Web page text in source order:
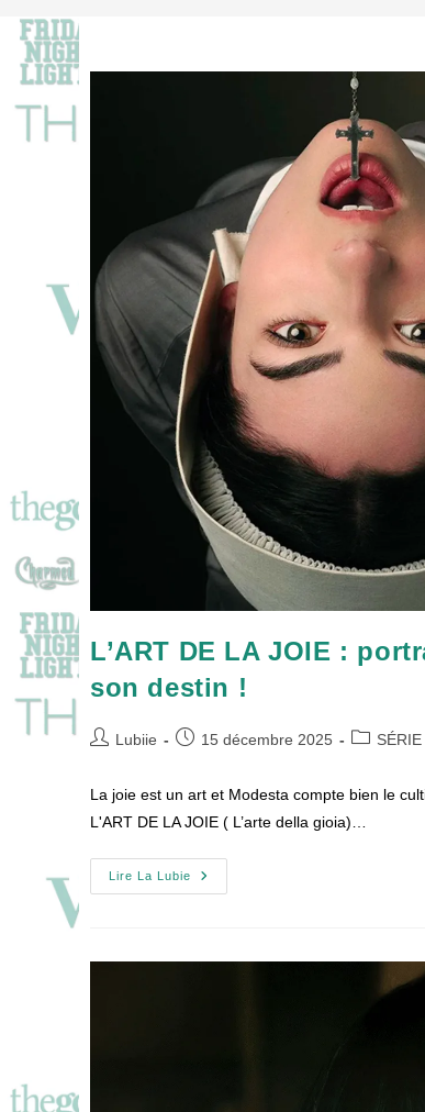
L’ART DE LA JOIE :
son destin !
Auteur/autrice
publication :
Lubiie
Publication
15 décembre 2025
PostSÉRIE
La joie est un art et Modesta compte bien le
L'ART DE LA JOIE ( L’arte della gioia)…
Lire La Lubie
L’ART
DE